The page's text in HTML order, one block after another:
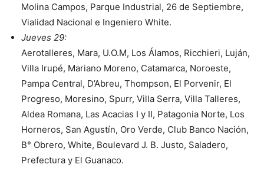
Molina Campos, Parque Industrial, 26 de Septiembre,
Vialidad Nacional e Ingeniero White.
Jueves 29:
Aerotalleres, Mara, U.O.M, Los Álamos, Ricchieri, Luján,
Villa Irupé, Mariano Moreno, Catamarca, Noroeste,
Pampa Central, D’Abreu, Thompson, El Porvenir, El
Progreso, Moresino, Spurr, Villa Serra, Villa Talleres,
Aldea Romana, Las Acacias I y II, Patagonia Norte, Los
Horneros, San Agustín, Oro Verde, Club Banco Nación,
B° Obrero, White, Boulevard J. B. Justo, Saladero,
Prefectura y El Guanaco.